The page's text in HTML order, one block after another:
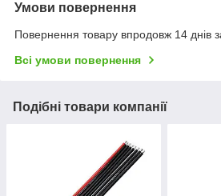
Умови повернення
Повернення товару впродовж 14 днів
Всі умови повернення
Подібні товари компанії